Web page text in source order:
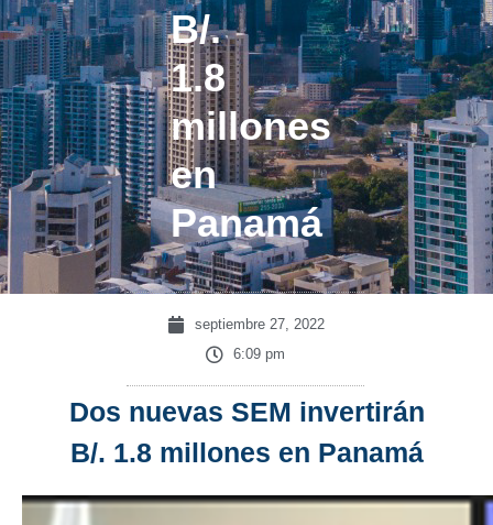
B/.
1.8
millones
en
Panamá
septiembre 27, 2022
6:09 pm
Dos nuevas SEM invertirán
B/. 1.8 millones en Panamá